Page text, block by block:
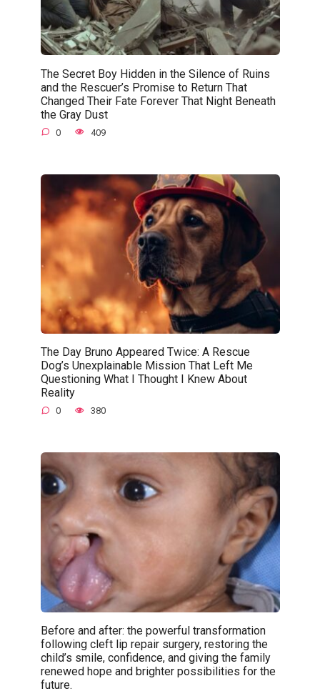
The Secret Boy Hidden in the Silence of Ruins
and the Rescuer’s Promise to Return That
Changed Their Fate Forever That Night Beneath
the Gray Dust
0 409
The Day Bruno Appeared Twice: A Rescue
Dog’s Unexplainable Mission That Left Me
Questioning What I Thought I Knew About
Reality
0 380
Before and after: the powerful transformation
following cleft lip repair surgery, restoring the
child’s smile, confidence, and giving the family
renewed hope and brighter possibilities for the
future.